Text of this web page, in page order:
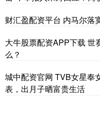
财汇盈配资平台 内马尔落
大牛股票配资APP下载 世
么？
城中配资官网 TVB女星奉
表，出月子晒富贵生活